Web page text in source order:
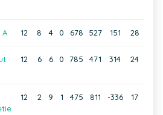
A 12 8 4 0 678 527 151 28
12 6 6 0 785 471 314 24
12 2 9 1 475 811 -336 17